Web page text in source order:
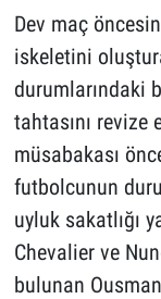
Dev maç
iskeletini
durumlarındaki
tahtasını revize
müsabakası
futbolcunun
uyluk sakatlığı
Chevalier ve
bulunan